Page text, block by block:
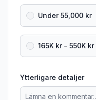
Under 55,000 kr
165K kr - 550K kr
Ytterligare detaljer